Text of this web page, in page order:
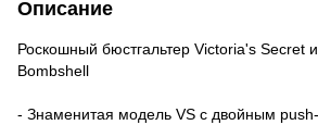
Описание
Роскошный бюстгальтер Victoria's Secret
Bombshell
- Знаменитая модель VS c двойным